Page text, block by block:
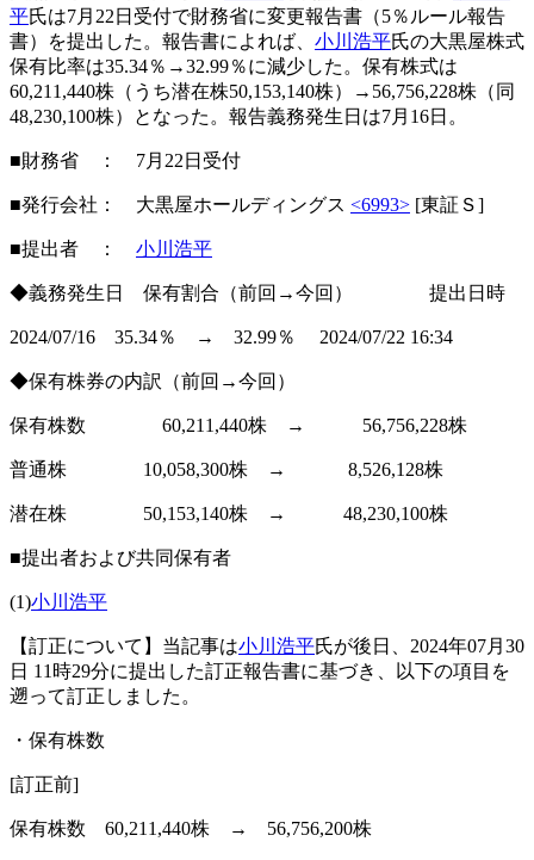
平氏は7月22日受付で財務省に変更報告書（5％ルール報告
書）を提出した。報告書によれば、 小川浩平氏の大黒屋株式
保有比率は35.34％→32.99％に減少した。保有株式は
60,211,440株（うち潜在株50,153,140株）→56,756,228株（同
48,230,100株）となった。報告義務発生日は7月16日。
■財務省 ： 7月22日受付
■発行会社： 大黒屋ホールディングス <6993> [東証Ｓ]
■提出者 ： 小川浩平
◆義務発生日 保有割合（前回→今回） 提出日時
2024/07/16 35.34％ → 32.99％ 2024/07/22 16:34
◆保有株券の内訳（前回→今回）
保有株数 60,211,440株 → 56,756,228株
普通株 10,058,300株 → 8,526,128株
潜在株 50,153,140株 → 48,230,100株
■提出者および共同保有者
(1)小川浩平
【訂正について】当記事は小川浩平氏が後日、2024年07月30
日 11時29分に提出した訂正報告書に基づき、以下の項目を
遡って訂正しました。
・保有株数
[訂正前]
保有株数 60,211,440株 → 56,756,200株